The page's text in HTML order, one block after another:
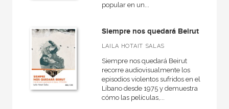
NUESTRAS COLECCIONES
50 Aniversario
A fondo
Anverso
popular en un...
Siempre nos quedará Beirut
LAILA HOTAIT SALAS
Siempre nos quedará Beirut
recorre audiovisualmente los
episodios violentos sufridos en el
Líbano desde 1975 y demuestra
cómo las películas,...